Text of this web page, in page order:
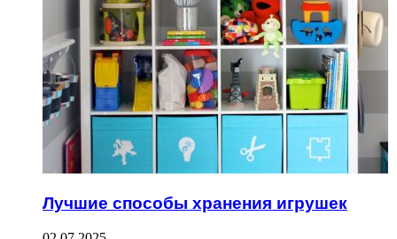
Лучшие способы хранения игрушек